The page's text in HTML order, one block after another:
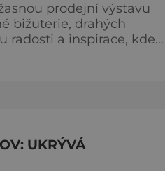
prodejní výstavu
bižuterie, drahých
radosti a inspirace, kde
dospělé a nakoupit
jako je výroba šperků a
UKRÝVÁ